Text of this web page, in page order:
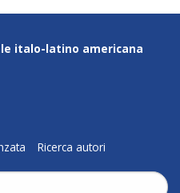
italo-latino americana
Ricerca autori